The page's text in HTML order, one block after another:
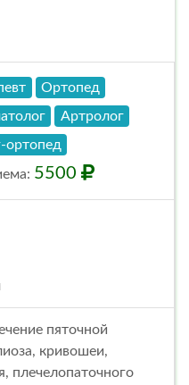
Ортопед
Артролог
ортопед
: 5500
пяточной
кривошеи,
плечелопаточного